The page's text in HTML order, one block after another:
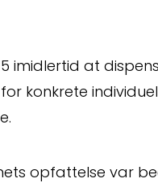
imidlertid at
konkrete
opfattelse var